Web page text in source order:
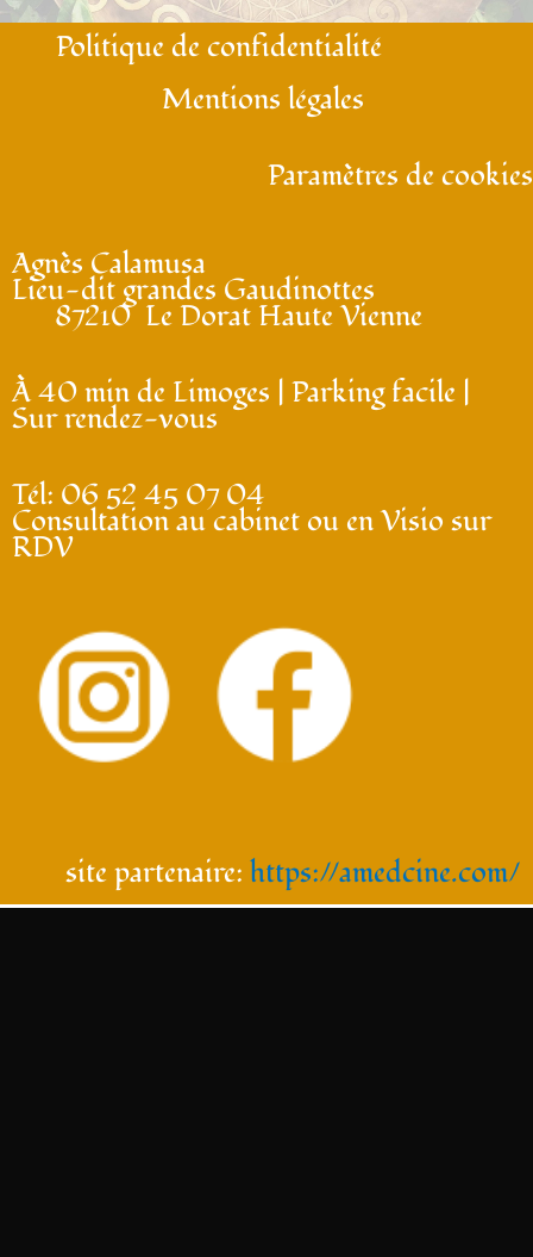
Politique de confidentialité
Mentions légales
Paramètres de cookies
Agnès Calamusa
Lieu-dit grandes Gaudinottes
87210 Le Dorat Haute Vienne
À 40 min de Limoges | Parking facile |
Sur rendez-vous
Tél: 06 52 45 07 04
Consultation au cabinet ou en Visio sur
RDV
site partenaire: https://amedcine.com/